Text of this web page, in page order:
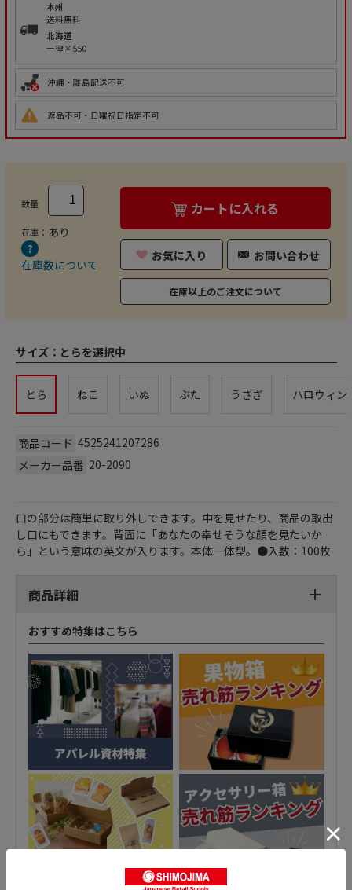
本州
送料無料
北海道
一律￥550
沖縄・離島配送不可
返品不可・日曜祝日指定不可
数量
在庫： あり
在庫数について
カートに入れる
お気に入り お問い合わせ
在庫以上のご注文について
サイズ： とらを選択中
とら ねこ いぬ ぶた うさぎ ハロウィン
商品コード 4525241207286
メーカー品番 20-2090
口の部分は簡単に取り外しできます。中を見せたり、商品の取出
し口にもできます。背面に「あなたの幸せそうな顔を見たいか
ら」という意味の英文が入ります。本体一体型。●入数：100枚
商品詳細
おすすめ特集はこちら